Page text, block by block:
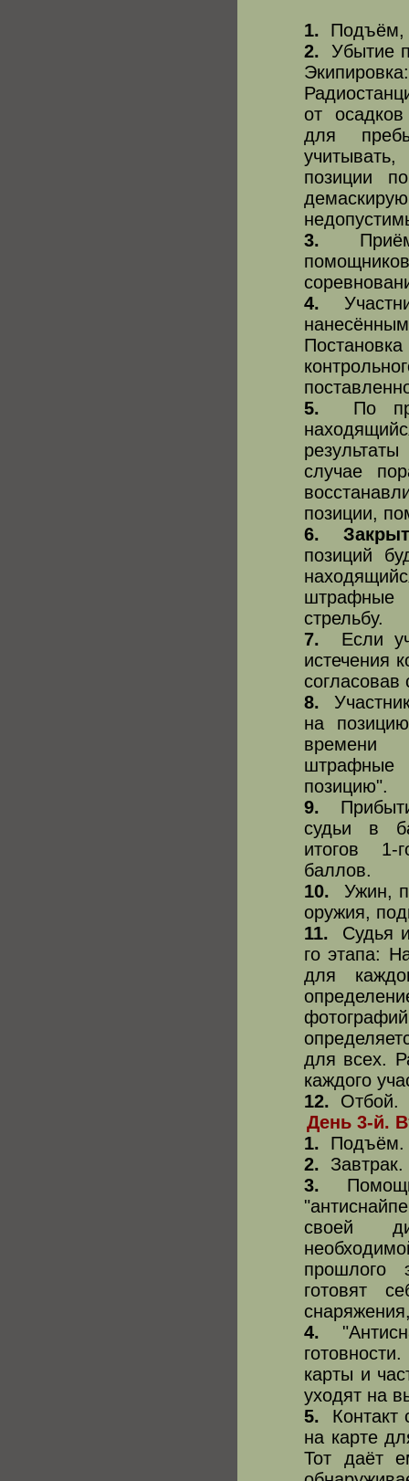
1. Подъём,
2. Убытие
от
для
позиции
3. Приём
4.
5. По
случае
позиции,
6.
позиций
штрафные
стрельбу.
7. Если
истечения
согласовав
8.
на
времени
позицию".
9.
судьи в
итогов 1-
баллов.
10. Ужин,
оружия,
11. Судья
го этапа:
для
для всех.
каждого
12. Отбой.
День 3-й.
1. Подъём.
2. Завтрак.
3.
своей
прошлого
готовят
4.
карты и
уходят на
5. Контакт
на карте
Тот даёт